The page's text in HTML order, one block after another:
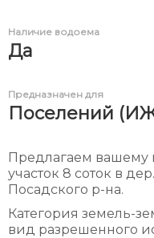
Наличие водоема
Да
Предназначен для
Поселений
Предлагаем
участок 8 соток в
Посадского р-на.
Категория земель-
вид разрешенного